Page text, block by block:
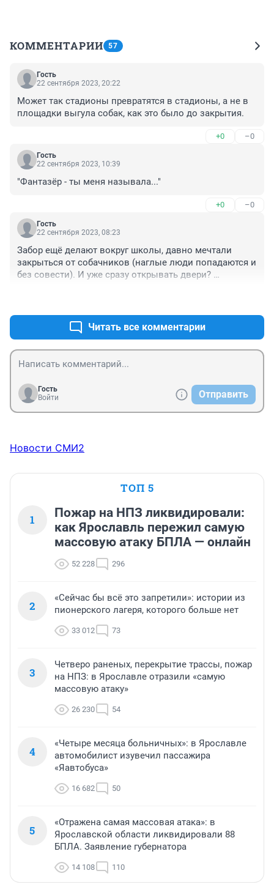
КОММЕНТАРИИ 57
Гость
22 сентября 2023, 20:22
Может так стадионы превратятся в стадионы, а не в
площадки выгула собак, как это было до закрытия.
+0 –0
Гость
22 сентября 2023, 10:39
"Фантазёр - ты меня называла..."
+0 –0
Гость
22 сентября 2023, 08:23
Забор ещё делают вокруг школы, давно мечтали
закрыться от собачников (наглые люди попадаются и
без совести). И уже сразу открывать двери?
Читать все комментарии
Гость
Войти
Отправить
Новости СМИ2
ТОП 5
1
Пожар на НПЗ ликвидировали:
как Ярославль пережил самую
массовую атаку БПЛА — онлайн
52 228 296
2
«Сейчас бы всё это запретили»: истории из
пионерского лагеря, которого больше нет
33 012 73
3
Четверо раненых, перекрытие трассы, пожар
на НПЗ: в Ярославле отразили «самую
массовую атаку»
26 230 54
4
«Четыре месяца больничных»: в Ярославле
автомобилист изувечил пассажира
«Яавтобуса»
16 682 50
5
«Отражена самая массовая атака»: в
Ярославской области ликвидировали 88
БПЛА. Заявление губернатора
14 108 110